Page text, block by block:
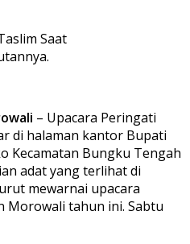
Saat
– Upacara Peringati
di halaman kantor Bupati
Kecamatan Bungku Tengah
adat yang terlihat di
mewarnai upacara
Morowali tahun ini. Sabtu